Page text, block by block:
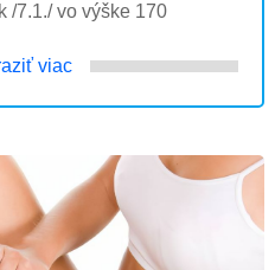
/7.1./ vo výške 170
viac